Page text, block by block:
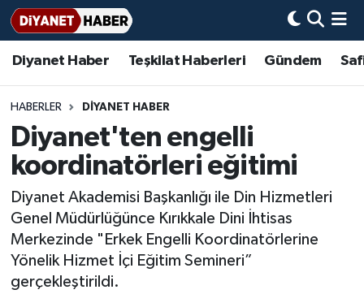
Diyanet Haber Teşkilat Haberleri Gündem
HABERLER DİYANET HABER
Diyanet'ten engelli
koordinatörleri eğitimi
Diyanet Akademisi Başkanlığı ile Din Hizmetleri
Genel Müdürlüğünce Kırıkkale Dini İhtisas
Merkezinde "Erkek Engelli Koordinatörlerine
Yönelik Hizmet İçi Eğitim Semineri”
gerçekleştirildi.
Diyanet Haber
Teşkilat Haberleri
Adana Müftülüğü
Adıyaman Müftülüğü
Afyonkarahisar Müftülüğü
Aksaray Müftülüğü
Amasya Müftülüğü
Gündem
Bir Ayet
Bir Hikaye
Biyografiler
Diyanet Bilgi
Diyanet Takvimi
Basında Bugün
DİYANET eKİTAP
Aile Dergisi
Aylık Dergi
İmam Hatip Okulları
Başmakale
Hadis-i Şerifler
Hayat Okumaları
Nöbetçi Eczaneler
Hava Durumu
Ankara Namaz Vakitleri
Süper Lig Puan Durumu ve Fikstür
Tüm Manşetler